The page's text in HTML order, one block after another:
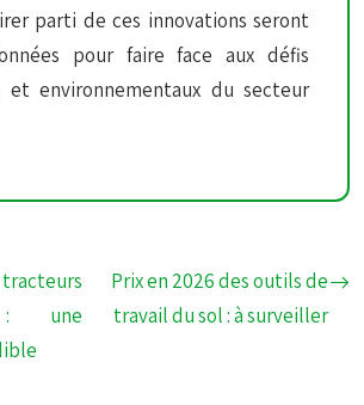
parti de ces innovations seront
pour faire face aux défis
et environnementaux du secteur
: une
Prix en 2026 des outils de
travail du sol : à surveiller